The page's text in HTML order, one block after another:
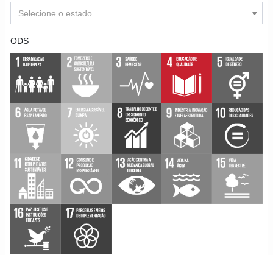
Selecione o estado
ODS